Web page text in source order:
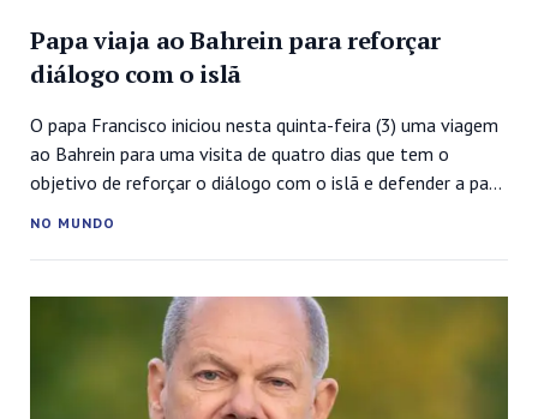
Papa viaja ao Bahrein para reforçar
diálogo com o islã
O papa Francisco iniciou nesta quinta-feira (3) uma viagem
ao Bahrein para uma visita de quatro dias que tem o
objetivo de reforçar o diálogo com o islã e defender a paz,
anos, cujo...
NO MUNDO